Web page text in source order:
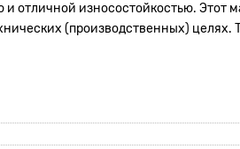
отличной износостойкостью. Этот
(производственных) целях.